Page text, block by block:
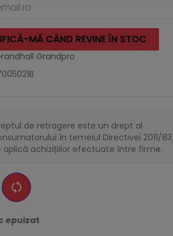
MĂ CÂND REVINE ÎN STOC
Grandpro
de retragere este un drept al
în temeiul Directivei 2011/83/
aplică achizițiilor efectuate între firme.
epuizat